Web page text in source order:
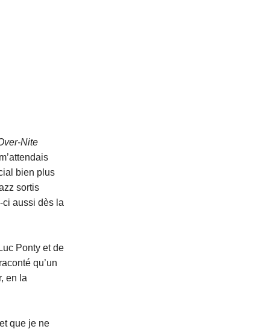
Nite
bien plus
sortis
ci aussi dès la
Ponty et de
qu’un
en la
que je ne